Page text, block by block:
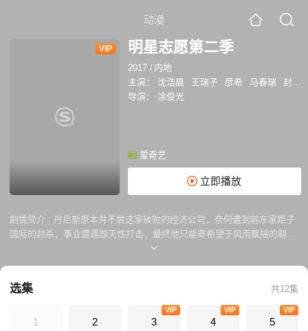
动漫
VIP 明星志愿第二季
2017 / 内地
主演：
沈浩晨 王瑞子 彦希 马春瑞
封佳奇
导演：
凃俊光
爱奇艺
立即播放
剧情简介 : 丹尼斯原本并不屑这家破败的经济公司，奈何遭到前东家距子
国际的封杀，事业遭遇毁灭性打击，最终他只能寄希望于风雨飘摇的翱翔
天际。最终，在金皓薰的努力下，翱翔天际招揽了众多有才华的练习生，
心，共同为了梦想而拼搏。在此过程中，林芬芬不但收获了与翱翔天际各
练习生的友情，还吸引了傲娇的丹尼斯。两人从吵架斗嘴互相看不顺眼的
欢喜冤家，到后来的相知相爱。最终，分别由林芬芬与丹尼斯领衔的翱翔
选集 共12集
1 2 3
VIP
4
VIP
5
VIP